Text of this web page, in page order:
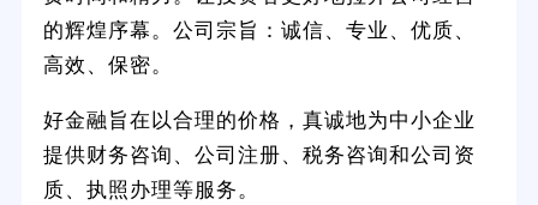
的辉煌序幕。公司宗旨：诚信、专业、优质、
高效、保密。
好金融旨在以合理的价格，真诚地为中小企业
提供财务咨询、公司注册、税务咨询和公司资
质、执照办理等服务。